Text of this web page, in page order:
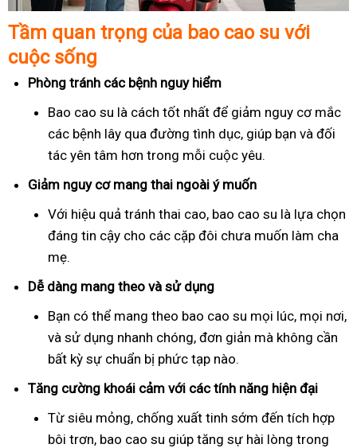
Tầm quan trọng của bao cao su với
cuộc sống
Phòng tránh các bệnh nguy hiểm
Bao cao su là cách tốt nhất để giảm nguy cơ mắc
các bệnh lây qua đường tình dục, giúp bạn và đối
tác yên tâm hơn trong mỗi cuộc yêu.
Giảm nguy cơ mang thai ngoài ý muốn
Với hiệu quả tránh thai cao, bao cao su là lựa chọn
đáng tin cậy cho các cặp đôi chưa muốn làm cha
mẹ.
Dễ dàng mang theo và sử dụng
Bạn có thể mang theo bao cao su mọi lúc, mọi nơi,
và sử dụng nhanh chóng, đơn giản mà không cần
bất kỳ sự chuẩn bị phức tạp nào.
Tăng cường khoái cảm với các tính năng hiện đại
Từ siêu mỏng, chống xuất tinh sớm đến tích hợp
bôi trơn, bao cao su giúp tăng sự hài lòng trong